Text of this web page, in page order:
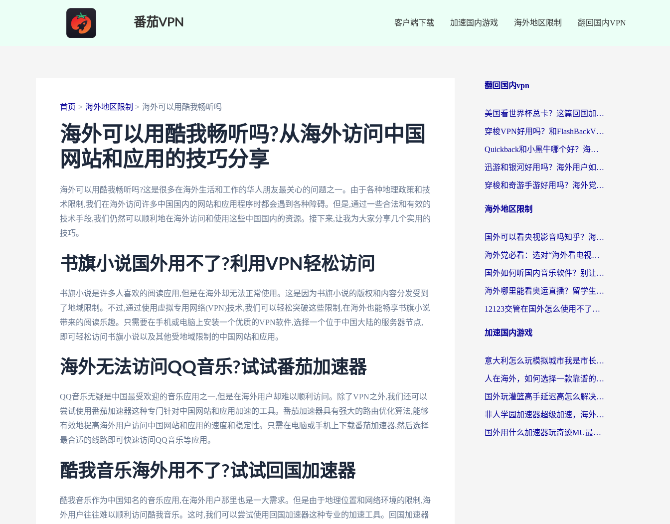
番茄VPN 客户端下载 加速国内游戏 海外地区限制 翻回国内VPN
首页 海外地区限制 海外可以用酷我畅听吗
海外可以用酷我畅听吗?从海外访问中国
网站和应用的技巧分享
海外可以用酷我畅听吗?这是很多在海外生活和工作的华人朋友最关心的问题之一。由于各种地理政策和技
术限制,我们在海外访问许多中国国内的网站和应用程序时都会遇到各种障碍。但是,通过一些合法和有效的
技术手段,我们仍然可以顺利地在海外访问和使用这些中国国内的资源。接下来,让我为大家分享几个实用的
技巧。
书旗小说国外用不了?利用VPN轻松访问
书旗小说是许多人喜欢的阅读应用,但是在海外却无法正常使用。这是因为书旗小说的版权和内容分发受到
了地域限制。不过,通过使用虚拟专用网络(VPN)技术,我们可以轻松突破这些限制,在海外也能畅享书旗小说
带来的阅读乐趣。只需要在手机或电脑上安装一个优质的VPN软件,选择一个位于中国大陆的服务器节点,
即可轻松访问书旗小说以及其他受地域限制的中国网站和应用。
海外无法访问QQ音乐?试试番茄加速器
QQ音乐无疑是中国最受欢迎的音乐应用之一,但是在海外用户却难以顺利访问。除了VPN之外,我们还可以
尝试使用番茄加速器这种专门针对中国网站和应用加速的工具。番茄加速器具有强大的路由优化算法,能够
有效地提高海外用户访问中国网站和应用的速度和稳定性。只需在电脑或手机上下载番茄加速器,然后选择
最合适的线路即可快速访问QQ音乐等应用。
酷我音乐海外用不了?试试回国加速器
酷我音乐作为中国知名的音乐应用,在海外用户那里也是一大需求。但是由于地理位置和网络环境的限制,海
外用户往往难以顺利访问酷我音乐。这时,我们可以尝试使用回国加速器这种专业的加速工具。回国加速器
翻回国内vpn
美国看世界杯总卡？这篇回国加速器指南帮你无缝刷国内资源（附苹果手机VPN设置步骤）
穿梭VPN好用吗？和FlashBackVPN对比哪个回国效果更好？
Quickback和小黑牛哪个好？海外党亲测指南，选对回国加速器秒回国内
迅游和银河好用吗？海外用户如何选择回国加速器实现无缝访问国内资源
穿梭和奇游手游好用吗？海外党亲测3款回国加速器，附蜜蜂加速器七天试用攻略
海外地区限制
国外可以看央视影音吗知乎？海外党亲测有效的回国加速方案
海外党必看：选对“海外看电视剧软件”，再也不用愁国内剧刷不了
国外如何听国内音乐软件？别让地域限制，断了你的中文歌单
海外哪里能看奥运直播？留学生&海外华人必看的体育赛事观赛终极指南
12123交管在国外怎么使用不了？海外华人必看的无缝访问国内资源指南
加速国内游戏
意大利怎么玩模拟城市我是市长？海外党国服游戏加速终极攻略（附三国3量子特攻解决办法）
人在海外，如何选择一款靠谱的玩剑灵2加速器？
国外玩灌篮高手延迟高怎么解决？海外玩家国服游戏加速终极指南
非人学园加速器超级加速，海外玩家重返国服的通行证
国外用什么加速器玩奇迹MU最好？2026海外玩家国服游戏加速全攻略